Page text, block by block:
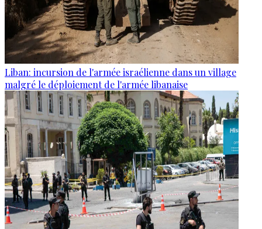
Liban: incursion de l'armée israélienne dans un village
malgré le déploiement de l'armée libanaise